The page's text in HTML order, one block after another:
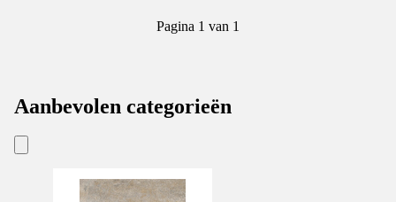
Pagina 1 van 1
Aanbevolen categorieën